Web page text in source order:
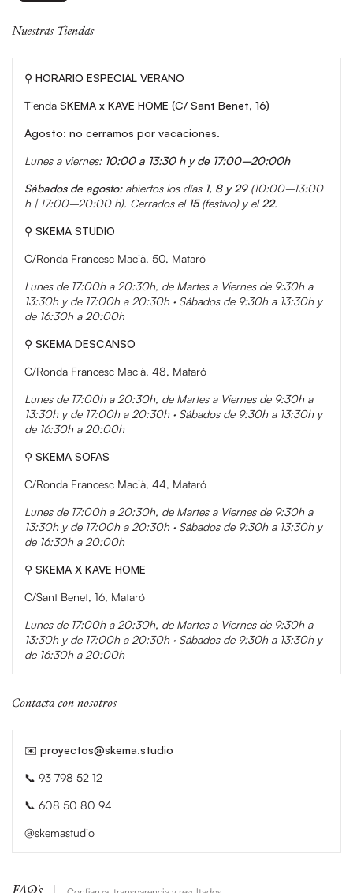
Nuestras Tiendas
⚲ HORARIO ESPECIAL VERANO
Tienda SKEMA x KAVE HOME (C/ Sant Benet, 16)
Agosto: no cerramos por vacaciones.
Lunes a viernes: 10:00 a 13:30 h y de 17:00–20:00h
Sábados de agosto: abiertos los días 1, 8 y 29 (10:00–13:00
h | 17:00–20:00 h). Cerrados el 15(festivo) y el22.
⚲ SKEMA STUDIO
C/Ronda Francesc Macià, 50, Mataró
Lunes de 17:00h a 20:30h, de Martes a Viernes de 9:30h a
13:30h y de 17:00h a 20:30h · Sábados de 9:30h a 13:30h y
de 16:30h a 20:00h
⚲ SKEMA DESCANSO
C/Ronda Francesc Macià, 48, Mataró
Lunes de 17:00h a 20:30h, de Martes a Viernes de 9:30h a
13:30h y de 17:00h a 20:30h · Sábados de 9:30h a 13:30h y
de 16:30h a 20:00h
⚲ SKEMA SOFAS
C/Ronda Francesc Macià, 44, Mataró
Lunes de 17:00h a 20:30h, de Martes a Viernes de 9:30h a
13:30h y de 17:00h a 20:30h · Sábados de 9:30h a 13:30h y
de 16:30h a 20:00h
⚲ SKEMA X KAVE HOME
C/Sant Benet, 16, Mataró
Lunes de 17:00h a 20:30h, de Martes a Viernes de 9:30h a
13:30h y de 17:00h a 20:30h · Sábados de 9:30h a 13:30h y
de 16:30h a 20:00h
Contacta con nosotros
✉️ proyectos@skema.studio
📞 93 798 52 12
📞 608 50 80 94
@skemastudio